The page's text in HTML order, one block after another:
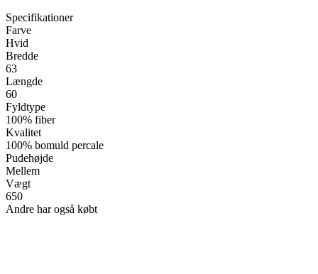
Specifikationer
Farve
Hvid
Bredde
63
Længde
60
Fyldtype
100% fiber
Kvalitet
100% bomuld percale
Pudehøjde
Mellem
Vægt
650
Andre har også købt